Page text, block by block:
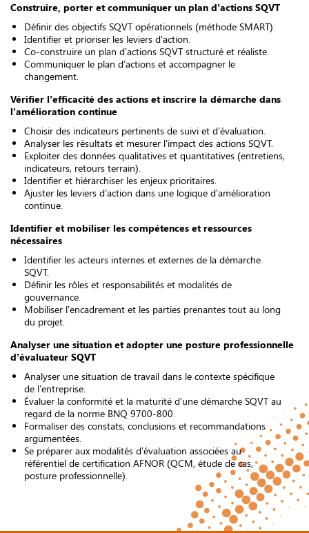
Construire, porter et communiquer un plan d’actions SQVT
Définir des objectifs SQVT opérationnels (méthode SMART).
Identifier et prioriser les leviers d’action.
Co-construire un plan d’actions SQVT structuré et réaliste.
Communiquer le plan d’actions et accompagner le
changement.
Vérifier l’efficacité des actions et inscrire la démarche dans
l’amélioration continue
Choisir des indicateurs pertinents de suivi et d’évaluation.
Analyser les résultats et mesurer l’impact des actions SQVT.
Exploiter des données qualitatives et quantitatives (entretiens,
indicateurs, retours terrain).
Identifier et hiérarchiser les enjeux prioritaires.
Ajuster les leviers d’action dans une logique d’amélioration
continue.
Identifier et mobiliser les compétences et ressources
nécessaires
Identifier les acteurs internes et externes de la démarche
SQVT.
Définir les rôles et responsabilités et modalités de
gouvernance.
Mobiliser l’encadrement et les parties prenantes tout au long
du projet.
Analyser une situation et adopter une posture professionnelle
d’évaluateur SQVT
Analyser une situation de travail dans le contexte spécifique
de l’entreprise.
Évaluer la conformité et la maturité d’une démarche SQVT au
regard de la norme BNQ 9700-800.
Formaliser des constats, conclusions et recommandations
argumentées.
Se préparer aux modalités d’évaluation associées au
référentiel de certification AFNOR (QCM, étude de cas,
posture professionnelle).